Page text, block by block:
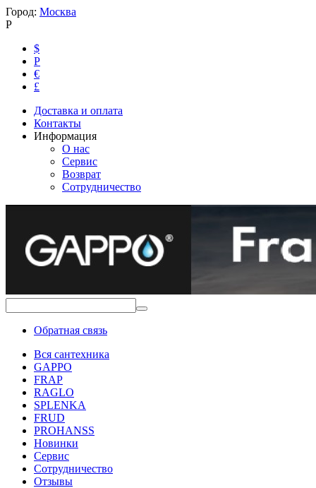
Город: Москва
Р
$
Р
€
£
Доставка и оплата
Контакты
Информация
О нас
Сервис
Возврат
Сотрудничество
Обратная связь
Вся сантехника
GAPPO
FRAP
RAGLO
SPLENKA
FRUD
PROHANSS
Новинки
Сервис
Сотрудничество
Отзывы